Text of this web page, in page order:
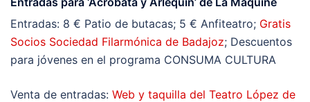
Entradas: 8 € Patio de butacas; 5 € Anfiteatro; Gratis
Socios Sociedad Filarmónica de Badajoz; Descuentos
para jóvenes en el programa CONSUMA CULTURA
Venta de entradas: Web y taquilla del Teatro López de